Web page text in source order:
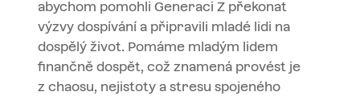
abychom pomohli Generaci Z překonat
výzvy dospívání a připravili mladé lidi na
dospělý život. Pomáme mladým lidem
finančně dospět, což znamená provést je
z chaosu, nejistoty a stresu spojeného